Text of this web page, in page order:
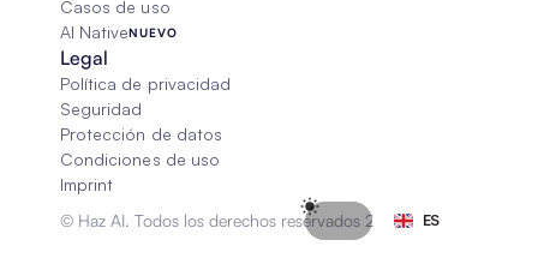
Casos de uso
AI NativeNUEVO
Legal
Política de privacidad
Seguridad
Protección de datos
Condiciones de uso
Imprint
© Haz AI. Todos los derechos reservados 2026
ES